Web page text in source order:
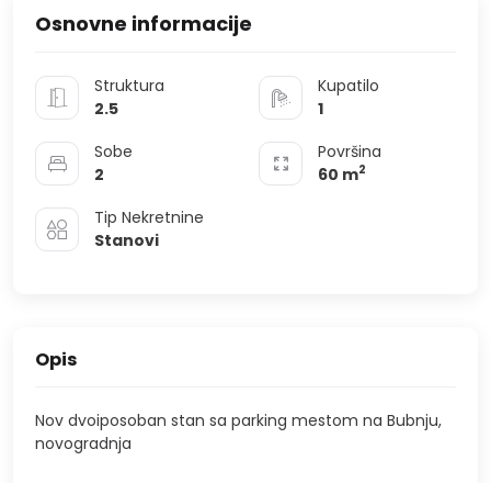
Osnovne informacije
Struktura
2.5
Kupatilo
1
Sobe
2
Površina
60 m2
Tip Nekretnine
Stanovi
Opis
Nov dvoiposoban stan sa parking mestom na Bubnju,
novogradnja